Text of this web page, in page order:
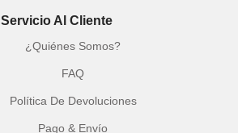
Servicio Al Cliente
¿Quiénes Somos?
FAQ
Política De Devoluciones
Pago & Envío